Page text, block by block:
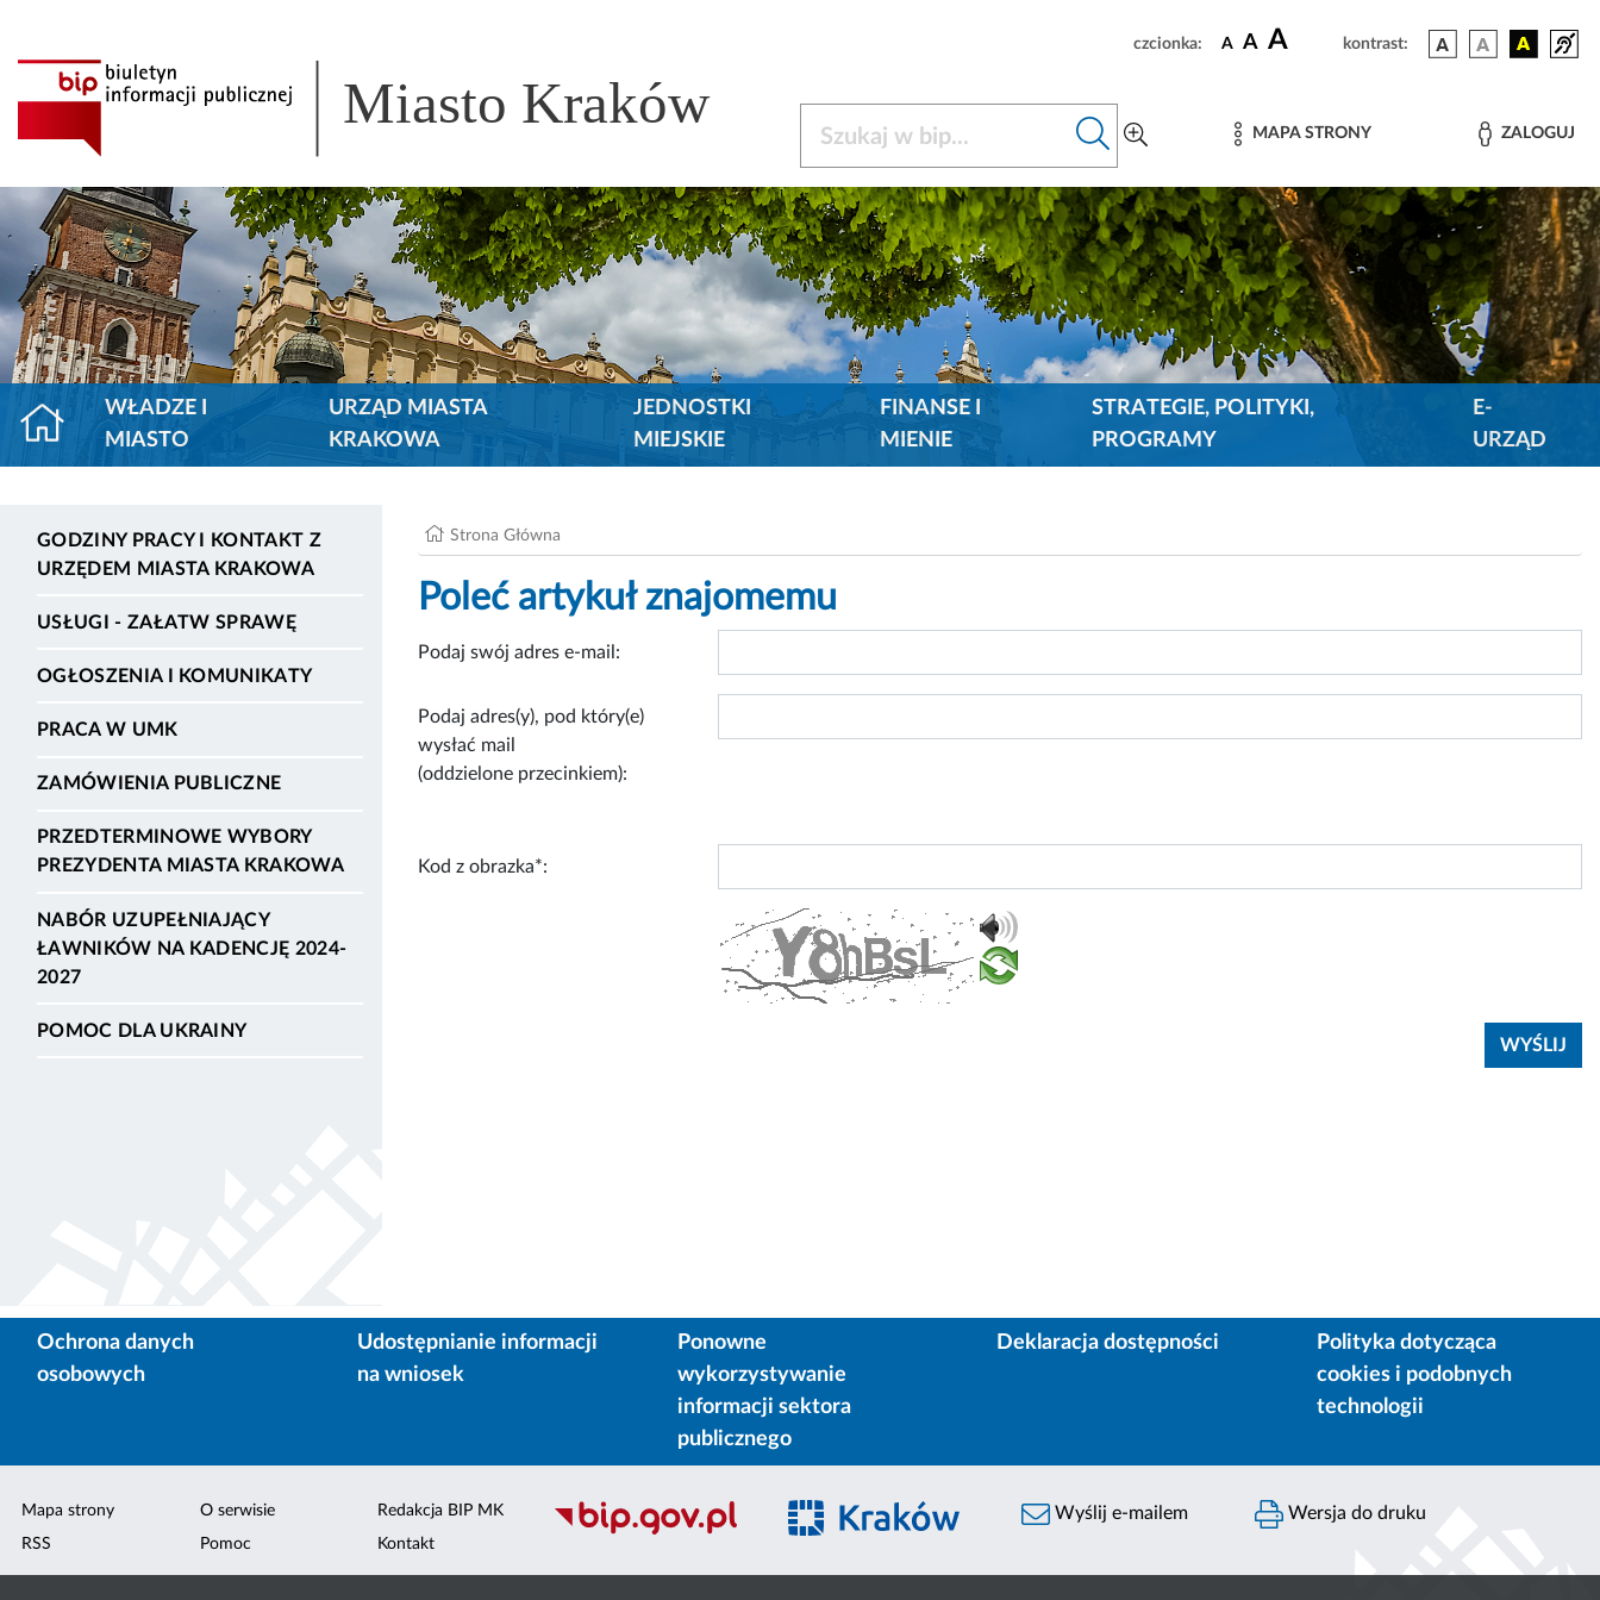
czcionka: A A A kontrast:
Miasto Kraków MAPA STRONY ZALOGUJ
WŁADZE I
MIASTO
URZĄD MIASTA
KRAKOWA
JEDNOSTKI
MIEJSKIE
FINANSE I
MIENIE
STRATEGIE, POLITYKI,
PROGRAMY
E-
URZĄD
GODZINY PRACY I KONTAKT Z
URZĘDEM MIASTA KRAKOWA
USŁUGI - ZAŁATW SPRAWĘ
OGŁOSZENIA I KOMUNIKATY
PRACA W UMK
ZAMÓWIENIA PUBLICZNE
PRZEDTERMINOWE WYBORY
PREZYDENTA MIASTA KRAKOWA
NABÓR UZUPEŁNIAJĄCY
ŁAWNIKÓW NA KADENCJĘ 2024-
2027
POMOC DLA UKRAINY
Strona Główna
Poleć artykuł znajomemu
Podaj swój adres e-mail:
Podaj adres(y), pod który(e)
wysłać mail
(oddzielone przecinkiem):
Kod z obrazka*:
Ochrona danych
osobowych
Udostępnianie informacji
na wniosek
Ponowne
wykorzystywanie
informacji sektora
publicznego
Deklaracja dostępności
Polityka dotycząca
cookies i podobnych
technologii
Mapa strony
RSS
O serwisie
Pomoc
Redakcja BIP MK
Kontakt
Wyślij e-mailem Wersja do druku